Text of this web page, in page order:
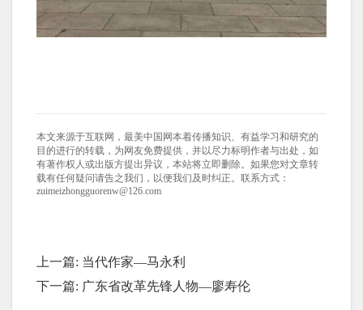
本文来源于互联网，最美中国网本着传播知识、有益学习和研究的
目的进行的转载，为网友免费提供，并以尽力标明作者与出处，如
有著作权人或出版方提出异议，本站将立即删除。如果您对文章转
载有任何疑问请告之我们，以便我们及时纠正。联系方式：
zuimeizhongguorenw@126.com
上一篇: 当代作家—马永利
下一篇: 广东省改革先锋人物—廖寿伦